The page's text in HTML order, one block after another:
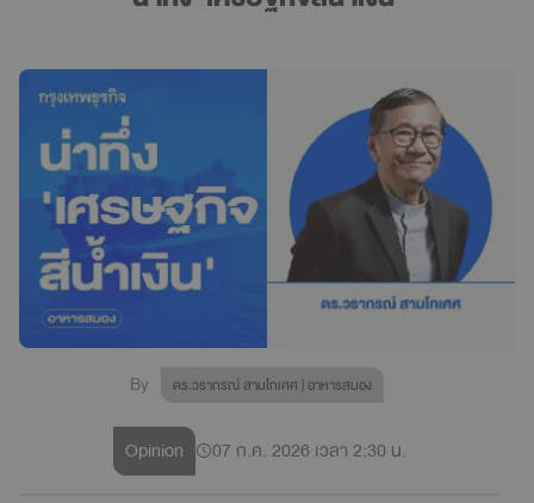
By ดร.วรากรณ์ สามโกเศศ | อาหารสมอง
Opinion 07 ก.ค. 2026 เวลา 2:30 น.